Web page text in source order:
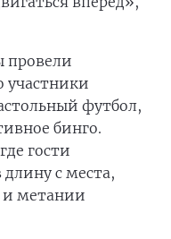
провели
участники
футбол,
бинго.
гости
с места,
метании